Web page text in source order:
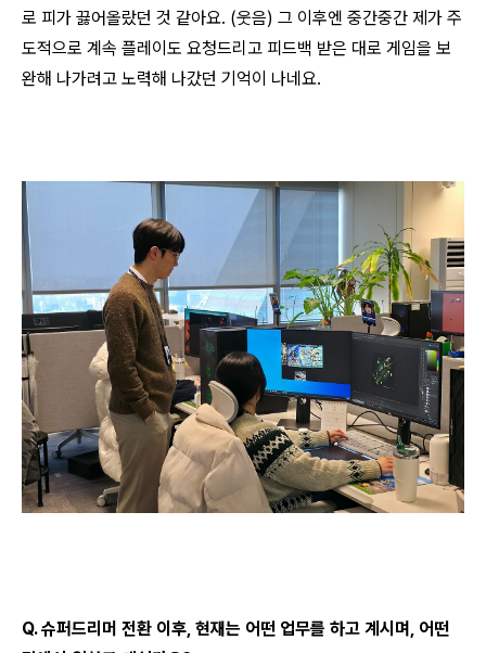
로 피가 끓어올랐던 것 같아요. (웃음) 그 이후엔 중간중간 제가 주
도적으로 계속 플레이도 요청드리고 피드백 받은 대로 게임을 보
완해 나가려고 노력해 나갔던 기억이 나네요.
Q. 슈퍼드리머 전환 이후, 현재는 어떤 업무를 하고 계시며, 어떤